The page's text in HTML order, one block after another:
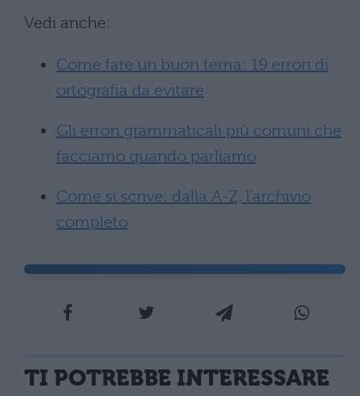
Vedi anche:
Come fare un buon tema: 19 errori di
ortografia da evitare
Gli errori grammaticali più comuni che
facciamo quando parliamo
Come si scrive: dalla A-Z, l’archivio
completo
TI POTREBBE INTERESSARE